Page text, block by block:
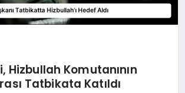
Hizbullah Komutanının
Tatbikata Katıldı